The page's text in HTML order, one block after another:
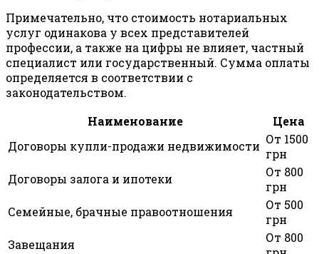
Примечательно, что стоимость нотариальных
услуг одинакова у всех представителей
профессии, а также на цифры не влияет, частный
специалист или государственный. Сумма оплаты
определяется в соответствии с
законодательством.
Наименование
Цена
Договоры купли-продажи недвижимости От 1500
грн
Договоры залога и ипотеки
От 800
грн
Семейные, брачные правоотношения
От 500
грн
Завещания
От 800